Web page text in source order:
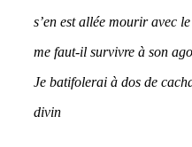
s’en est allée mourir avec
me faut-il survivre à son
Je batifolerai à dos de
divin